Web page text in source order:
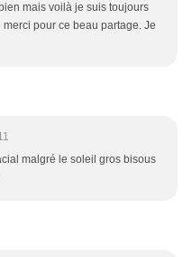
mais voilà je suis toujours
pour ce beau partage. Je
malgré le soleil gros bisous